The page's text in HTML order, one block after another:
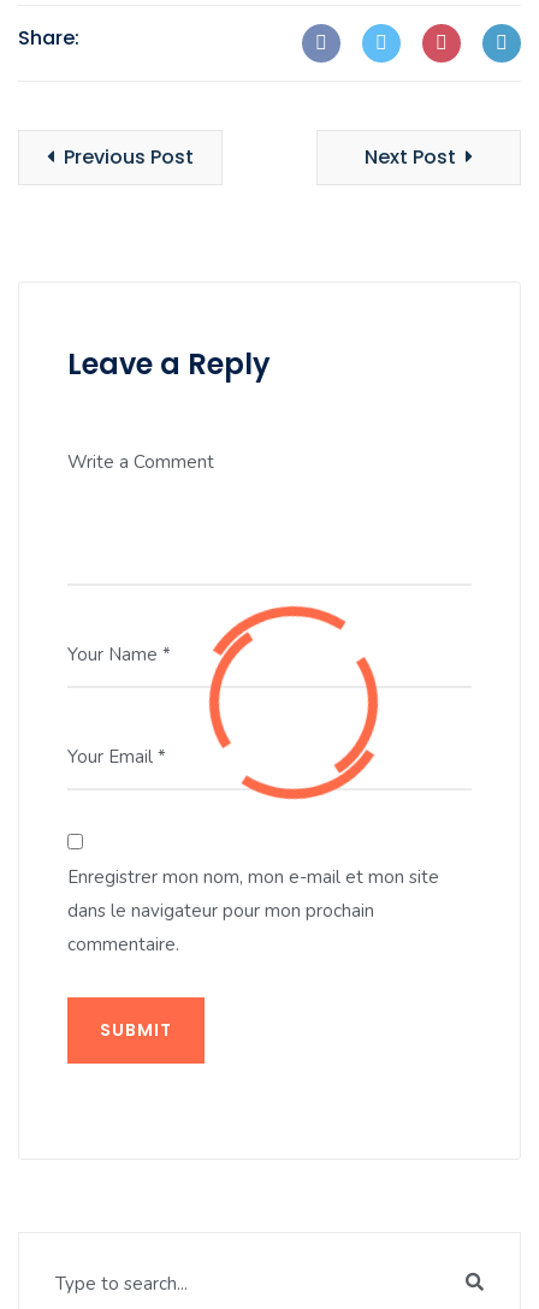
Share:
Previous Post Next Post
Leave a Reply
Write a Comment
Your Name *
Your Email *
Enregistrer mon nom, mon e-mail et mon site
dans le navigateur pour mon prochain
commentaire.
SUBMIT
Type to search...